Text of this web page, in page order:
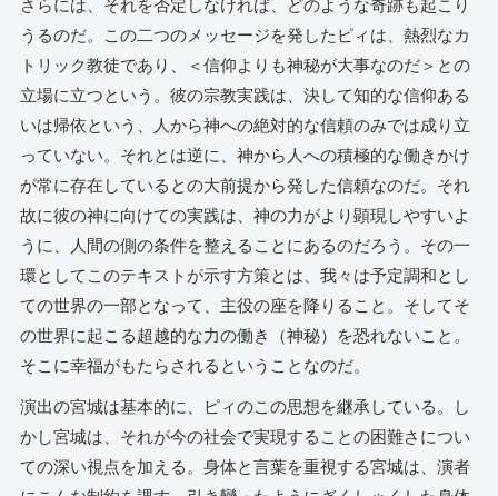
さらには、それを否定しなければ、どのような奇跡も起こり
うるのだ。この二つのメッセージを発したピィは、熱烈なカ
トリック教徒であり、＜信仰よりも神秘が大事なのだ＞との
立場に立つという。彼の宗教実践は、決して知的な信仰ある
いは帰依という、人から神への絶対的な信頼のみでは成り立
っていない。それとは逆に、神から人への積極的な働きかけ
が常に存在しているとの大前提から発した信頼なのだ。それ
故に彼の神に向けての実践は、神の力がより顕現しやすいよ
うに、人間の側の条件を整えることにあるのだろう。その一
環としてこのテキストが示す方策とは、我々は予定調和とし
ての世界の一部となって、主役の座を降りること。そしてそ
の世界に起こる超越的な力の働き（神秘）を恐れないこと。
そこに幸福がもたらされるということなのだ。
演出の宮城は基本的に、ピィのこの思想を継承している。し
かし宮城は、それが今の社会で実現することの困難さについ
ての深い視点を加える。身体と言葉を重視する宮城は、演者